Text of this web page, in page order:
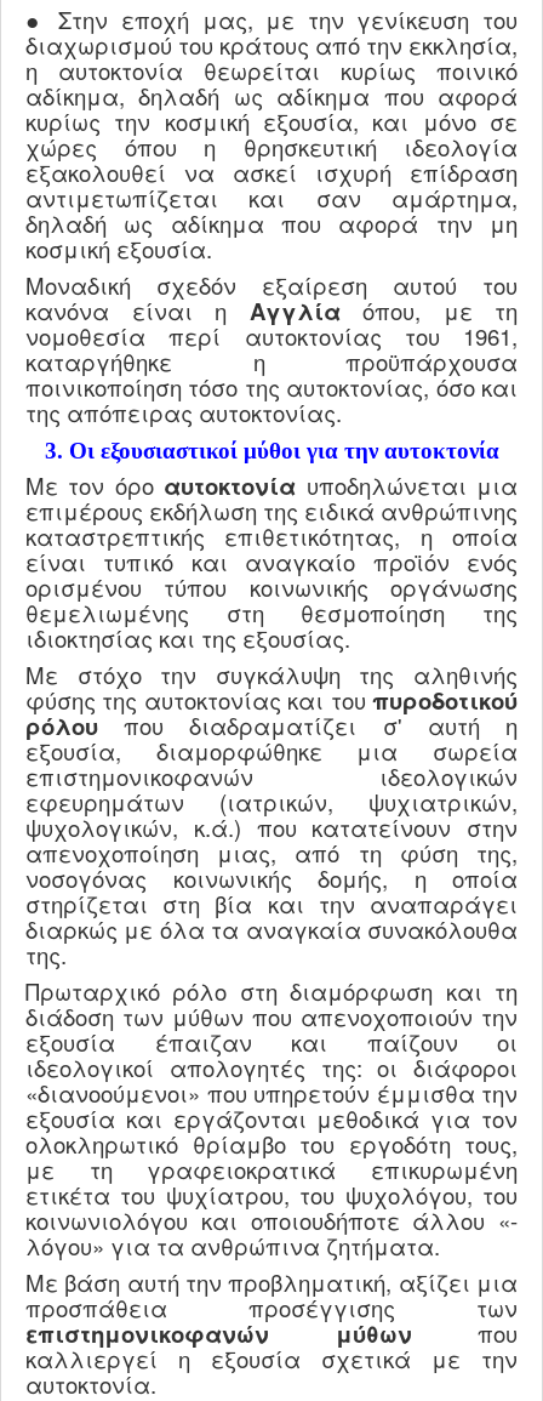
● Στην εποχή μας, με την γενίκευση του
διαχωρισμού του κράτους από την εκκλησία,
η αυτοκτονία θεωρείται κυρίως ποινικό
αδίκημα, δηλαδή ως αδίκημα που αφορά
κυρίως την κοσμική εξουσία, και μόνο σε
χώρες όπου η θρησκευτική ιδεολογία
εξακολουθεί να ασκεί ισχυρή επίδραση
αντιμετωπίζεται και σαν αμάρτημα,
δηλαδή ως αδίκημα που αφορά την μη
κοσμική εξουσία.
Μοναδική σχεδόν εξαίρεση αυτού του
κανόνα είναι η Αγγλίαόπου, με τη
νομοθεσία περί αυτοκτονίας του 1961,
καταργήθηκε η προϋπάρχουσα
ποινικοποίηση τόσο της αυτοκτονίας, όσο και
της απόπειρας αυτοκτονίας.
3. Οι εξουσιαστικοί μύθοι για την αυτοκτονία
Με τον όρο αυτοκτονία υποδηλώνεται μια
επιμέρους εκδήλωση της ειδικά ανθρώπινης
καταστρεπτικής επιθετικότητας, η οποία
είναι τυπικό και αναγκαίο προϊόν ενός
ορισμένου τύπου κοινωνικής οργάνωσης
θεμελιωμένης στη θεσμοποίηση της
ιδιοκτησίας και της εξουσίας.
Με στόχο την συγκάλυψη της αληθινής
φύσης της αυτοκτονίας και του πυροδοτικού
ρόλου που διαδραματίζει σ' αυτή η
εξουσία, διαμορφώθηκε μια σωρεία
επιστημονικοφανών ιδεολογικών
εφευρημάτων (ιατρικών, ψυχιατρικών,
ψυχολογικών, κ.ά.) που κατατείνουν στην
απενοχοποίηση μιας, από τη φύση της,
νοσογόνας κοινωνικής δομής, η οποία
στηρίζεται στη βία και την αναπαράγει
διαρκώς με όλα τα αναγκαία συνακόλουθα
της.
Πρωταρχικό ρόλο στη διαμόρφωση και τη
διάδοση των μύθων που απενοχοποιούν την
εξουσία έπαιζαν και παίζουν οι
ιδεολογικοί απολογητές της: οι διάφοροι
«διανοούμενοι» που υπηρετούν έμμισθα την
εξουσία και εργάζονται μεθοδικά για τον
ολοκληρωτικό θρίαμβο του εργοδότη τους,
με τη γραφειοκρατικά επικυρωμένη
ετικέτα του ψυχίατρου, του ψυχολόγου, του
κοινωνιολόγου και οποιουδήποτε άλλου «-
λόγου» για τα ανθρώπινα ζητήματα.
Με βάση αυτή την προβληματική, αξίζει μια
προσπάθεια προσέγγισης των
επιστημονικοφανών μύθων που
καλλιεργεί η εξουσία σχετικά με την
αυτοκτονία.